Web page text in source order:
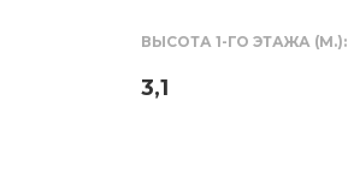
ВЫСОТА 1-ГО ЭТАЖА (М.):
3,1